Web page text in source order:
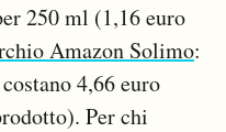
250 ml (1,16 euro
Amazon Solimo:
4,66 euro
Per chi